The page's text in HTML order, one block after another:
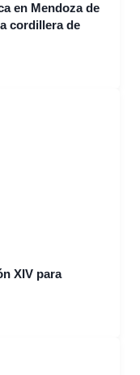
en Mendoza de
cordillera de
XIV para